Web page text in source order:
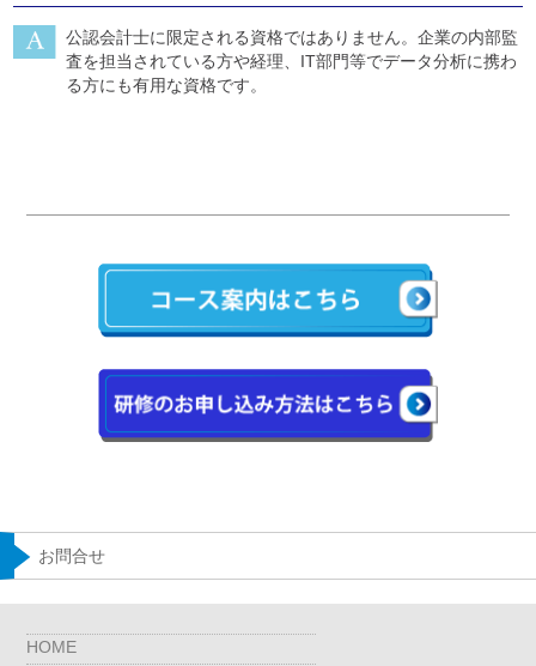
公認会計士に限定される資格ではありません。企業の内部監
査を担当されている方や経理、IT部門等でデータ分析に携わ
る方にも有用な資格です。
お問合せ
HOME